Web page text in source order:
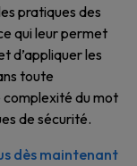
pratiques des
qui leur permet
d’appliquer les
toute
complexité du mot
de sécurité.
dès maintenant